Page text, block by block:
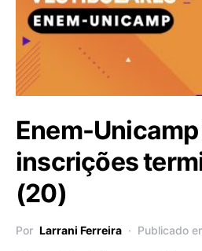
Enem-
inscrições
(20)
Por Larrani Ferreira Publicado